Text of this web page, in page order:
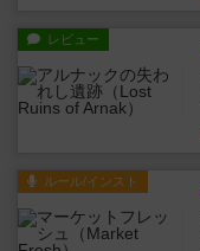
レビュー
ルール/インスト